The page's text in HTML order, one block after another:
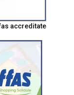
accreditate